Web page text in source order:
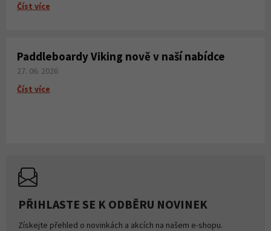
Číst více
Paddleboardy Viking nově v naší nabídce
27. 06. 2026
Číst více
PŘIHLASTE SE K ODBĚRU NOVINEK
Získejte přehled o novinkách a akcích na našem e-shopu.